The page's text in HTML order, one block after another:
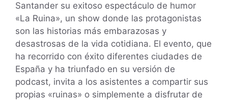
Santander su exitoso espectáculo de humor
«La Ruina», un show donde las protagonistas
son las historias más embarazosas y
desastrosas de la vida cotidiana. El evento, que
ha recorrido con éxito diferentes ciudades de
España y ha triunfado en su versión de
podcast, invita a los asistentes a compartir sus
propias «ruinas» o simplemente a disfrutar de